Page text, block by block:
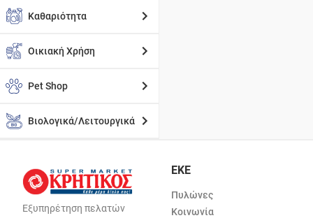
Καθαριότητα
Οικιακή Χρήση
Pet Shop
Βιολογικά/Λειτουργικά
Εξυπηρέτηση πελατών
ΕΚΕ
Πυλώνες
Κοινωνία